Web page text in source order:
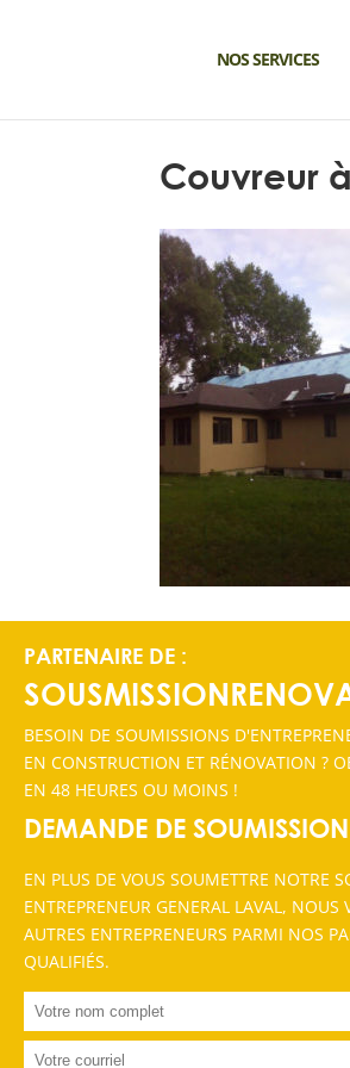
NOS SERVICES
Couvreur
PARTENAIRE DE :
BESOIN DE SOUMISSIONS
EN CONSTRUCTION ET RÉNOVATION ?
EN 48 HEURES OU MOINS !
DEMANDE DE SOUMISSION
EN PLUS DE VOUS SOUMETTRE NOTRE
ENTREPRENEUR GENERAL LAVAL, NOUS
AUTRES ENTREPRENEURS PARMI NOS
QUALIFIÉS.